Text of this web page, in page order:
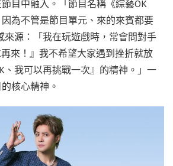
目中融入。「節目名稱《綜藝OK
為不管是節目單元、來的來賓都要
來源：「我在玩遊戲時，常會問對手
再來！』我不希望大家遇到挫折就放
、我可以再挑戰一次』的精神。」一
核心精神。